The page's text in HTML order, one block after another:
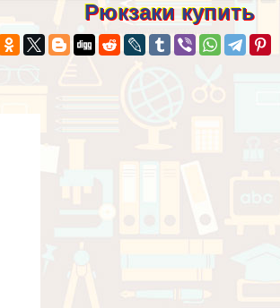
Рюкзаки купить